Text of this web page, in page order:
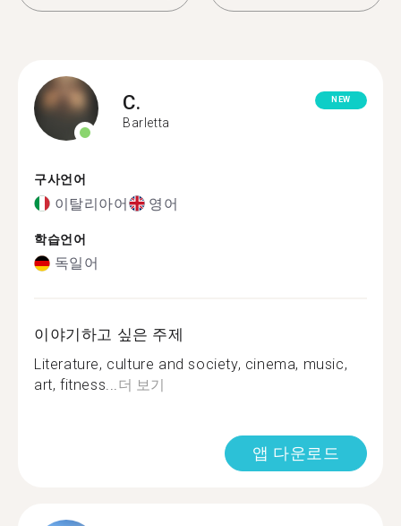
C.
Barletta
NEW
구사언어
이탈리아어 영어
학습언어
독일어
이야기하고 싶은 주제
Literature, culture and society, cinema, music,
art, fitness...더 보기
앱 다운로드